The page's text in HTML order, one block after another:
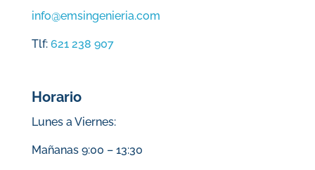
info@emsingenieria.com
Tlf: 621 238 907
Horario
Lunes a Viernes:
Mañanas 9:00 – 13:30